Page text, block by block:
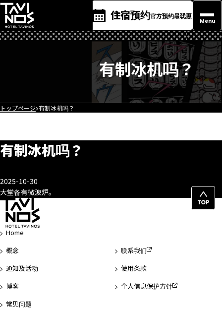
住宿预约官方预约最优惠
Menu
有制冰机吗？
トップページ 有制冰机吗？
有制冰机吗？
2025-10-30
大堂备有微波炉。
返
Home
概念
通知及活动
博客
常见问题
联系我们
使用条款
个人信息保护方针